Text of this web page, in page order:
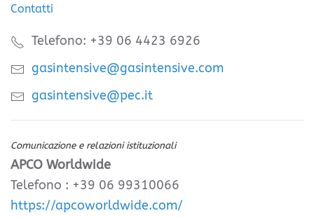
Contatti
Telefono: +39 06 4423 6926
gasintensive@gasintensive.com
gasintensive@pec.it
Comunicazione e relazioni istituzionali
APCO Worldwide
Telefono : +39 06 99310066
https://apcoworldwide.com/